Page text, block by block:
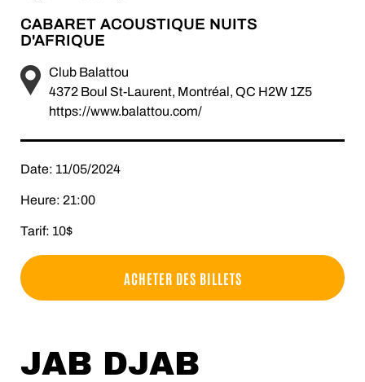
CABARET ACOUSTIQUE NUITS
D'AFRIQUE
Club Balattou
4372 Boul St-Laurent, Montréal, QC H2W 1Z5
https://www.balattou.com/
Date: 11/05/2024
Heure: 21:00
Tarif: 10$
ACHETER DES BILLETS
JAB DJAB